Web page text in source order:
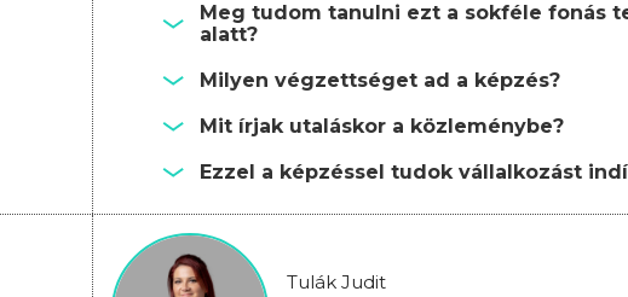
Meg tudom tanulni ezt a sokféle fonás
alatt?
Milyen végzettséget ad a képzés?
Mit írjak utaláskor a közleménybe?
Ezzel a képzéssel tudok vállalkozást
Tulák Judit